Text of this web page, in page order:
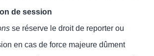
de session
se réserve le droit de reporter ou
en cas de force majeure dûment